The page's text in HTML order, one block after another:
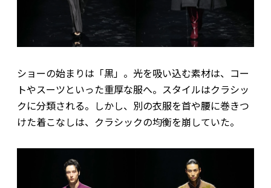
ショーの始まりは「黒」。光を吸い込む素材は、コー
トやスーツといった重厚な服へ。スタイルはクラシッ
クに分類される。しかし、別の衣服を首や腰に巻きつ
けた着こなしは、クラシックの均衡を崩していた。